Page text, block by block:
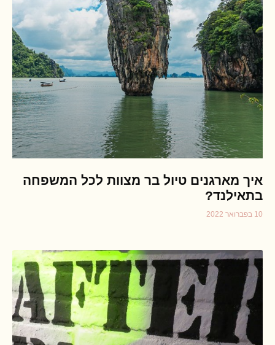
איך מארגנים טיול בר מצוות לכל המשפחה
בתאילנד?
10 בפברואר 2022